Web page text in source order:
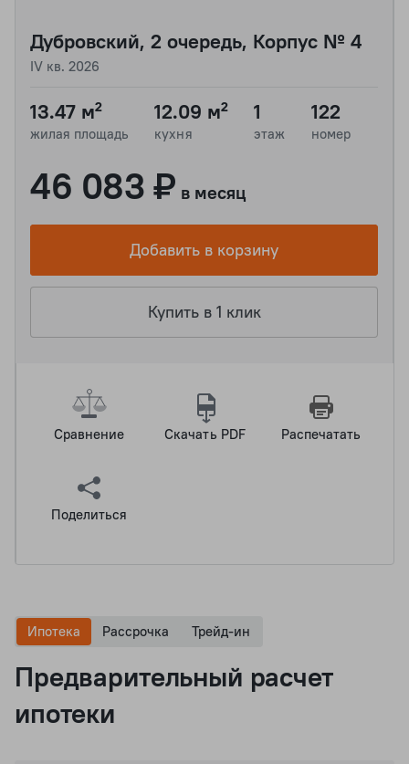
Дубровский, 2 очередь, Корпус № 4
IV кв. 2026
13.47 м²
жилая площадь
12.09 м²
кухня
1
этаж
122
номер
46 083 ₽ в месяц
Добавить в корзину
Купить в 1 клик
Сравнение Скачать PDF Распечатать
Поделиться
Предварительный расчет
ипотеки
Ипотека Рассрочка Трейд-ин